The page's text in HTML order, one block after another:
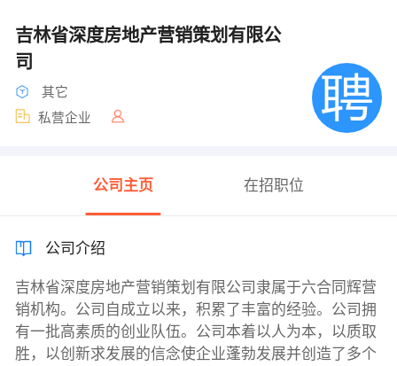
吉林省深度房地产营销策划有限公
司
其它
私营企业
公司主页 在招职位
公司介绍
吉林省深度房地产营销策划有限公司隶属于六合同辉营
销机构。公司自成立以来，积累了丰富的经验。公司拥
有一批高素质的创业队伍。公司本着以人为本，以质取
胜，以创新求发展的信念使企业蓬勃发展并创造了多个